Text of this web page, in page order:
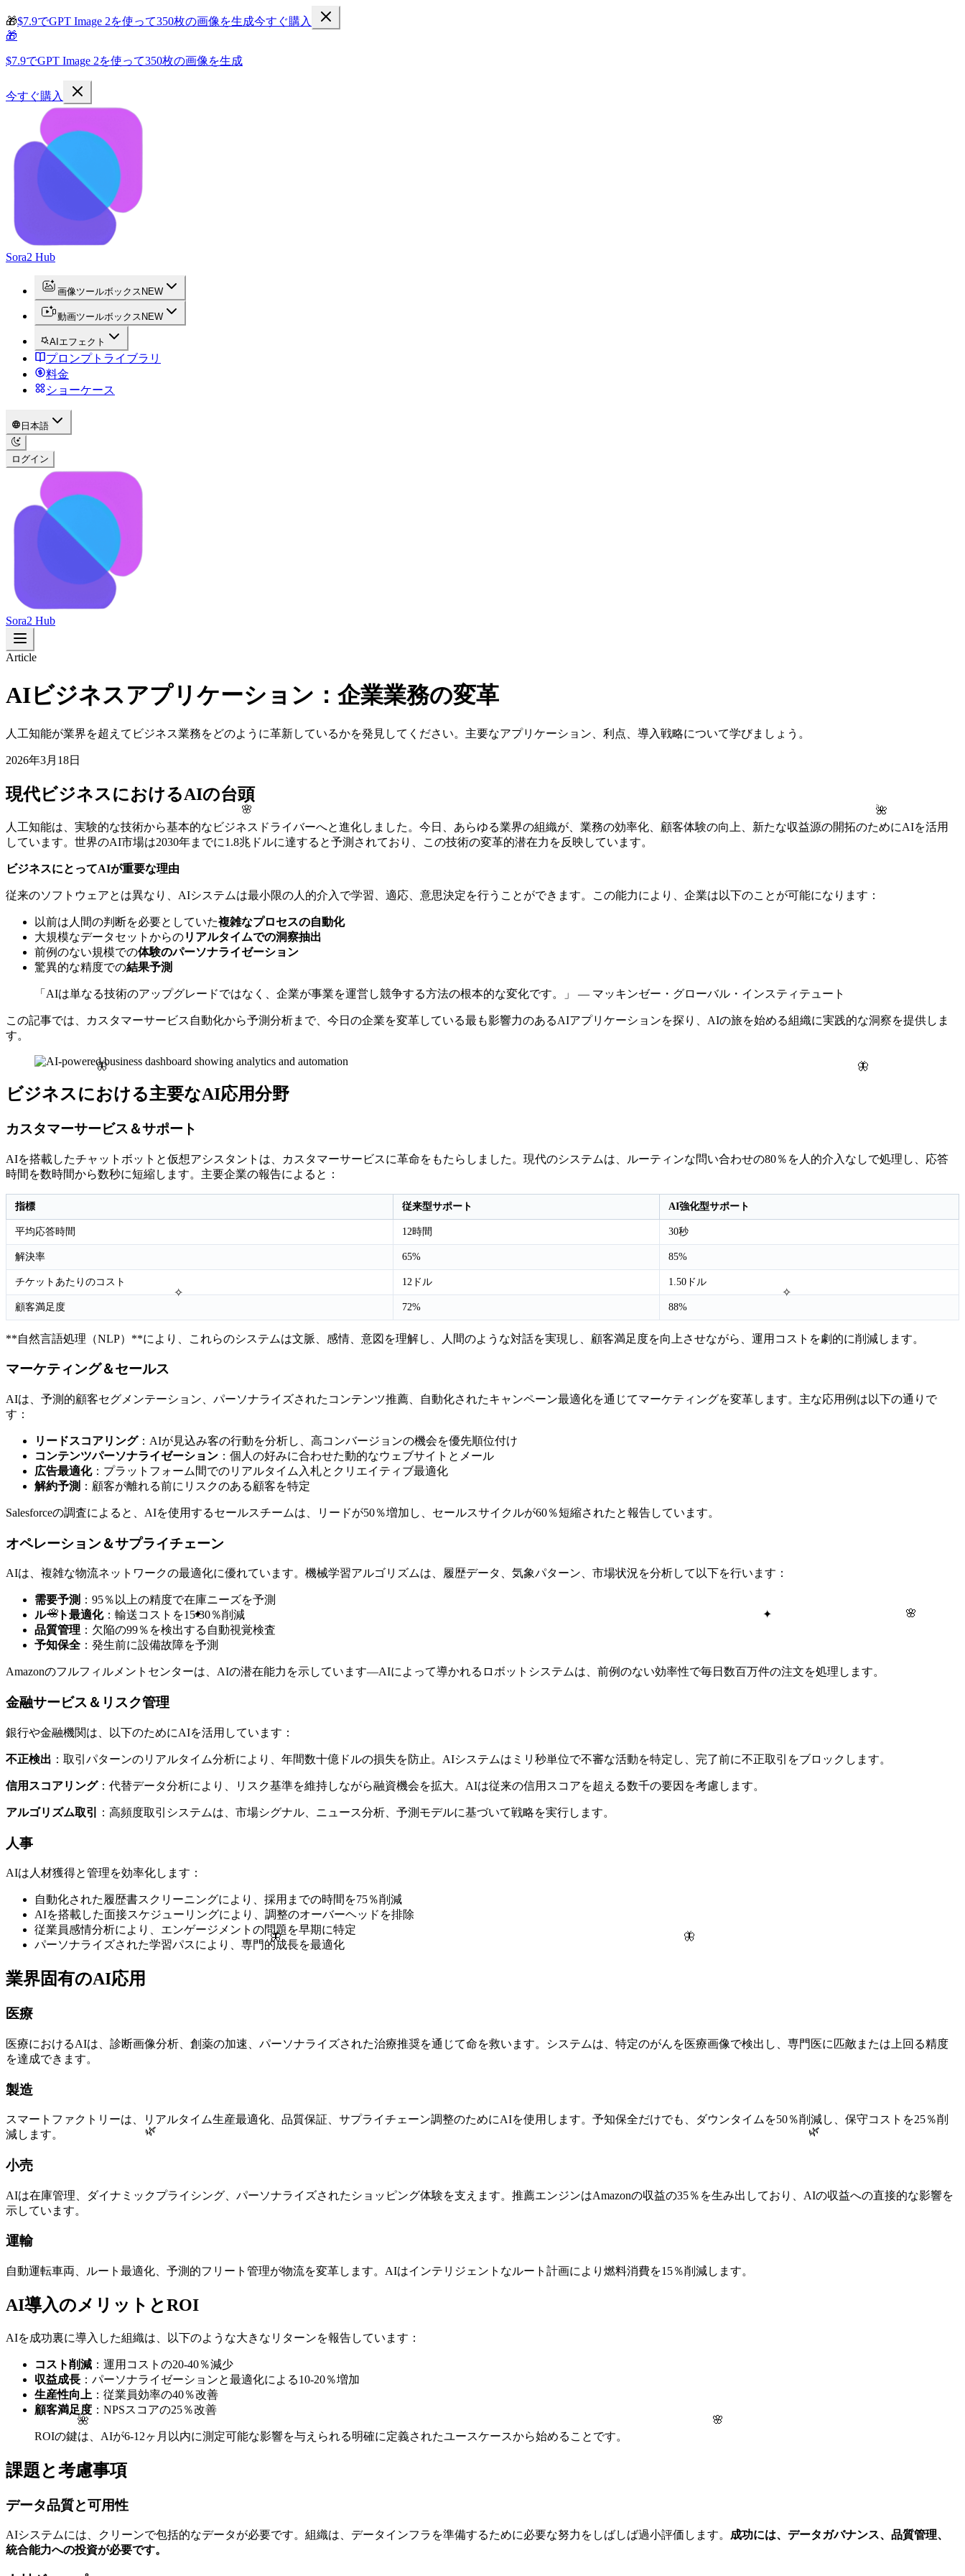
🌸
🦋
🌿
✦
🌸
🌺
✧
🦋
🌸
🦋
🌿
✦
🌸
🌺
✧
🦋
🎁$7.9でGPT Image 2を使って350枚の画像を生成今すぐ購入
🎁
$7.9でGPT Image 2を使って350枚の画像を生成
今すぐ購入
Sora2 Hub
画像ツールボックス NEW
動画ツールボックス NEW
AIエフェクト
プロンプトライブラリ
料金
ショーケース
日本語
ログイン
Sora2 Hub
Article
AIビジネスアプリケーション：企業業務の変革
人工知能が業界を超えてビジネス業務をどのように革新しているかを発見してください。主要なアプリケーション、利点、導入戦略について学びましょう。
2026年3月18日
現代ビジネスにおけるAIの台頭
人工知能は、実験的な技術から基本的なビジネスドライバーへと進化しました。今日、あらゆる業界の組織が、業務の効率化、顧客体験の向上、新たな収益源の開拓のためにAIを活用
しています。世界のAI市場は2030年までに1.8兆ドルに達すると予測されており、この技術の変革的潜在力を反映しています。
ビジネスにとってAIが重要な理由
従来のソフトウェアとは異なり、AIシステムは最小限の人的介入で学習、適応、意思決定を行うことができます。この能力により、企業は以下のことが可能になります：
以前は人間の判断を必要としていた複雑なプロセスの自動化
大規模なデータセットからのリアルタイムでの洞察抽出
前例のない規模での体験のパーソナライゼーション
驚異的な精度での結果予測
「AIは単なる技術のアップグレードではなく、企業が事業を運営し競争する方法の根本的な変化です。」 — マッキンゼー・グローバル・インスティテュート
この記事では、カスタマーサービス自動化から予測分析まで、今日の企業を変革している最も影響力のあるAIアプリケーションを探り、AIの旅を始める組織に実践的な洞察を提供しま
す。
ビジネスにおける主要なAI応用分野
カスタマーサービス＆サポート
AIを搭載したチャットボットと仮想アシスタントは、カスタマーサービスに革命をもたらしました。現代のシステムは、ルーティンな問い合わせの80％を人的介入なしで処理し、応答
時間を数時間から数秒に短縮します。主要企業の報告によると：
指標 従来型サポート AI強化型サポート
平均応答時間 12時間 30秒
解決率 65% 85%
チケットあたりのコスト 12ドル 1.50ドル
顧客満足度 72% 88%
**自然言語処理（NLP）**により、これらのシステムは文脈、感情、意図を理解し、人間のような対話を実現し、顧客満足度を向上させながら、運用コストを劇的に削減します。
マーケティング＆セールス
AIは、予測的顧客セグメンテーション、パーソナライズされたコンテンツ推薦、自動化されたキャンペーン最適化を通じてマーケティングを変革します。主な応用例は以下の通りで
す：
リードスコアリング：AIが見込み客の行動を分析し、高コンバージョンの機会を優先順位付け
コンテンツパーソナライゼーション ：個人の好みに合わせた動的なウェブサイトとメール
広告最適化：プラットフォーム間でのリアルタイム入札とクリエイティブ最適化
解約予測 ：顧客が離れる前にリスクのある顧客を特定
Salesforceの調査によると、AIを使用するセールスチームは、リードが50％増加し、セールスサイクルが60％短縮されたと報告しています。
オペレーション＆サプライチェーン
AIは、複雑な物流ネットワークの最適化に優れています。機械学習アルゴリズムは、履歴データ、気象パターン、市場状況を分析して以下を行います：
需要予測 ：95％以上の精度で在庫ニーズを予測
ルート最適化：輸送コストを15-30％削減
品質管理 ：欠陥の99％を検出する自動視覚検査
予知保全 ：発生前に設備故障を予測
Amazonのフルフィルメントセンターは、AIの潜在能力を示しています—AIによって導かれるロボットシステムは、前例のない効率性で毎日数百万件の注文を処理します。
金融サービス＆リスク管理
銀行や金融機関は、以下のためにAIを活用しています：
不正検出 ：取引パターンのリアルタイム分析により、年間数十億ドルの損失を防止。AIシステムはミリ秒単位で不審な活動を特定し、完了前に不正取引をブロックします。
信用スコアリング：代替データ分析により、リスク基準を維持しながら融資機会を拡大。AIは従来の信用スコアを超える数千の要因を考慮します。
アルゴリズム取引 ：高頻度取引システムは、市場シグナル、ニュース分析、予測モデルに基づいて戦略を実行します。
人事
AIは人材獲得と管理を効率化します：
自動化された履歴書スクリーニングにより、採用までの時間を75％削減
AIを搭載した面接スケジューリングにより、調整のオーバーヘッドを排除
従業員感情分析により、エンゲージメントの問題を早期に特定
パーソナライズされた学習パスにより、専門的成長を最適化
業界固有のAI応用
医療
医療におけるAIは、診断画像分析、創薬の加速、パーソナライズされた治療推奨を通じて命を救います。システムは、特定のがんを医療画像で検出し、専門医に匹敵または上回る精度
を達成できます。
製造
スマートファクトリーは、リアルタイム生産最適化、品質保証、サプライチェーン調整のためにAIを使用します。予知保全だけでも、ダウンタイムを50％削減し、保守コストを25％削
減します。
小売
AIは在庫管理、ダイナミックプライシング、パーソナライズされたショッピング体験を支えます。推薦エンジンはAmazonの収益の35％を生み出しており、AIの収益への直接的な影響を
示しています。
運輸
自動運転車両、ルート最適化、予測的フリート管理が物流を変革します。AIはインテリジェントなルート計画により燃料消費を15％削減します。
AI導入のメリットとROI
AIを成功裏に導入した組織は、以下のような大きなリターンを報告しています：
コスト削減 ：運用コストの20-40％減少
収益成長 ：パーソナライゼーションと最適化による10-20％増加
生産性向上 ：従業員効率の40％改善
顧客満足度 ：NPSスコアの25％改善
ROIの鍵は、AIが6-12ヶ月以内に測定可能な影響を与えられる明確に定義されたユースケースから始めることです。
課題と考慮事項
データ品質と可用性
AIシステムには、クリーンで包括的なデータが必要です。組織は、データインフラを準備するために必要な努力をしばしば過小評価します。 成功には、データガバナンス、品質管理、
統合能力への投資が必要です。